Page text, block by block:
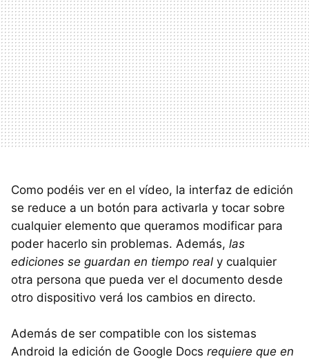
Como podéis ver en el vídeo, la interfaz de edición
se reduce a un botón para activarla y tocar sobre
cualquier elemento que queramos modificar para
poder hacerlo sin problemas. Además, las
ediciones se guardan en tiempo real y cualquier
otra persona que pueda ver el documento desde
otro dispositivo verá los cambios en directo.
Además de ser compatible con los sistemas
Android la edición de Google Docs requiere que en